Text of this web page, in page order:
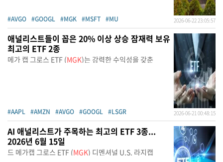
#AVGO #GOOGL #MGK #MSFT #MU 2026-06-22 23:05:57
애널리스트들이 꼽은 20% 이상 상승 잠재력 보유
최고의 ETF 2종
메가 캡 그로스 ETF (MGK)는 강력한 수익성을 갖춘
#AAPL #AMZN #AVGO #GOOGL #LSGR 2026-06-21 00:48:15
AI 애널리스트가 주목하는 최고의 ETF 3종...
2026년 6월 15일
드 메가캡 그로스 ETF (MGK) 디멘셔널 U.S. 라지캡